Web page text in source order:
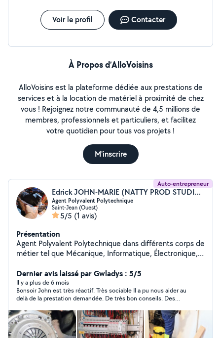
assistante maternelle à domicile donc cela me ferait
beaucoup plaisir de pouvoir faire du baby sitting garder
aussi travailler avec les personnes âgée , pendant les
grandes vacances j'ai garder des enfants .j'espère
pouvoir vous accompagner afin que nous travailler
ensemble pour du baby sitting .
Voir le profil Contacter
À Propos d’AlloVoisins
AlloVoisins est la plateforme dédiée aux prestations de
services et à la location de matériel à proximité de chez
vous ! Rejoignez notre communauté de 4,5 millions de
membres, professionnels et particuliers, et facilitez
votre quotidien pour tous vos projets !
M'inscrire
Auto-entrepreneur
Edrick JOHN-MARIE (NATTY PROD STUDIO IV)
Agent Polyvalent Polytechnique
Saint-Jean (Ouest)
5/5 (1 avis)
Présentation
Agent Polyvalent Polytechnique dans différents corps de
métier tel que Mécanique, Informatique, Électronique,
Dernier avis laissé par Gwladys : 5/5
Il y a plus de 6 mois
Bonsoir John est très réactif. Très sociable Il a pu nous aider au
delà de la prestation demandée. De très bon conseils. Des